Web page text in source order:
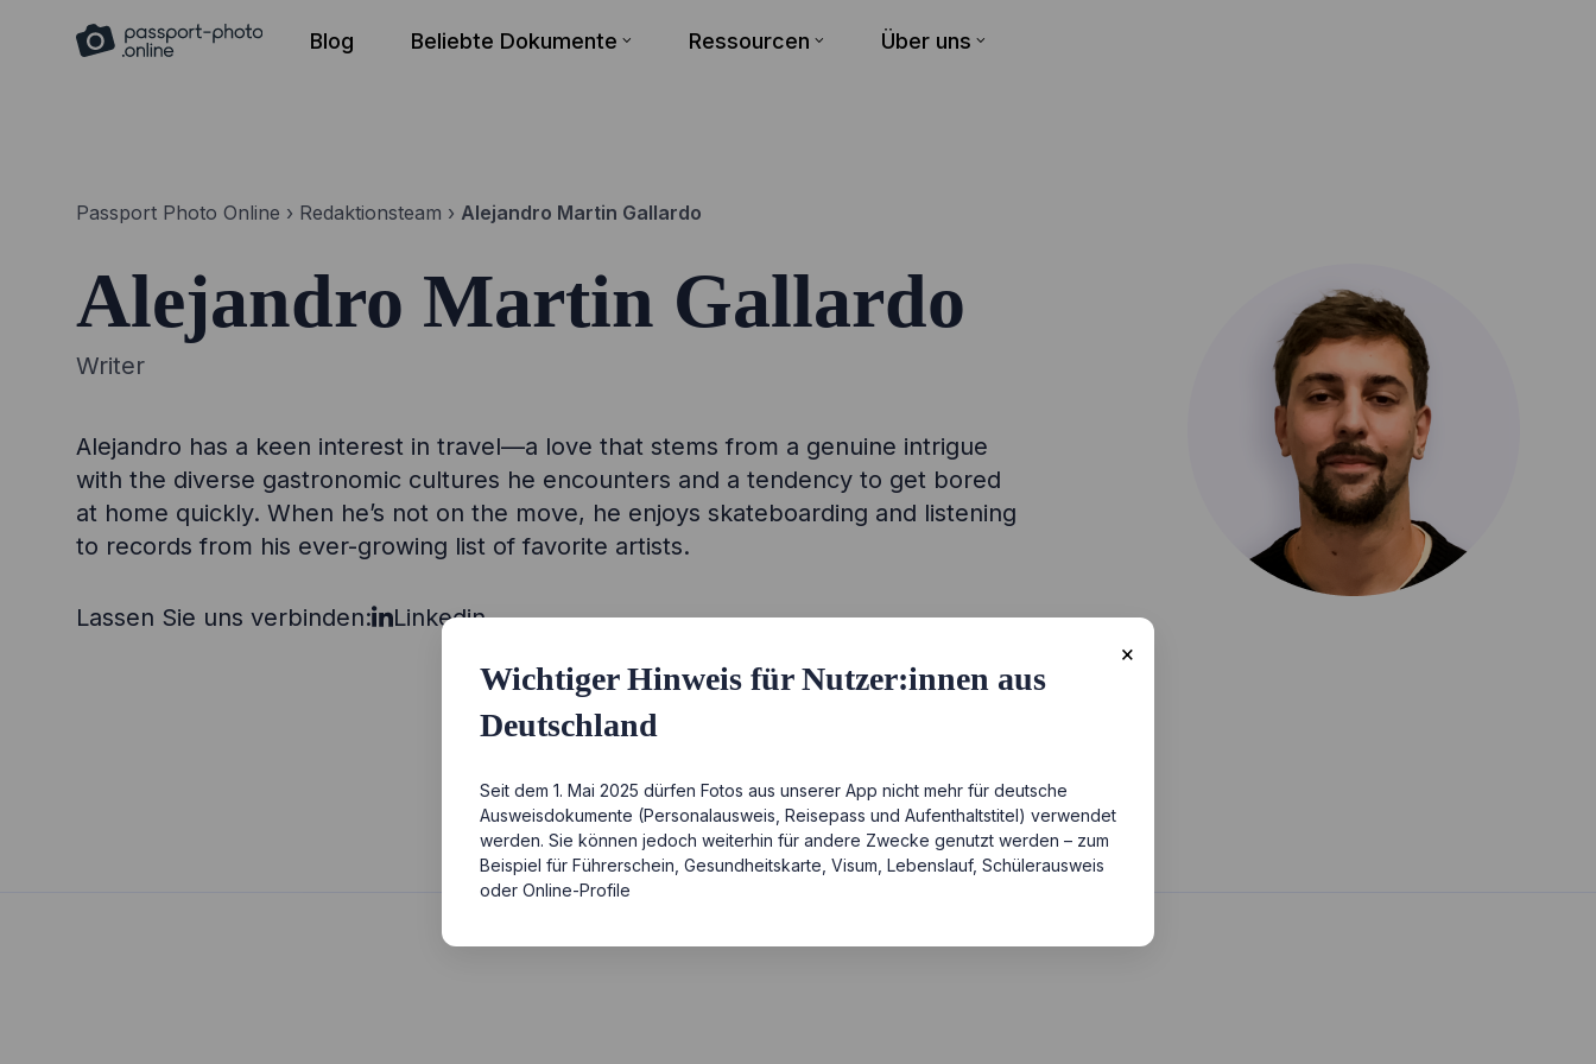
Blog Beliebte Dokumente Ressourcen Über uns
Passport Photo Online › Redaktionsteam › Alejandro Martin Gallardo
Alejandro Martin Gallardo
Writer
Alejandro has a keen interest in travel—a love that stems from a genuine intrigue
with the diverse gastronomic cultures he encounters and a tendency to get bored
at home quickly. When he’s not on the move, he enjoys skateboarding and listening
to records from his ever-growing list of favorite artists.
Lassen Sie uns verbinden:
Linkedin
×
Wichtiger Hinweis für Nutzer:innen aus
Deutschland
Seit dem 1. Mai 2025 dürfen Fotos aus unserer App nicht mehr für deutsche
Ausweisdokumente (Personalausweis, Reisepass und Aufenthaltstitel) verwendet
werden. Sie können jedoch weiterhin für andere Zwecke genutzt werden – zum
Beispiel für Führerschein, Gesundheitskarte, Visum, Lebenslauf, Schülerausweis
oder Online-Profile